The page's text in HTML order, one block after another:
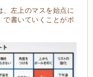
、左上のマスを始点に
で書いていくことがポ